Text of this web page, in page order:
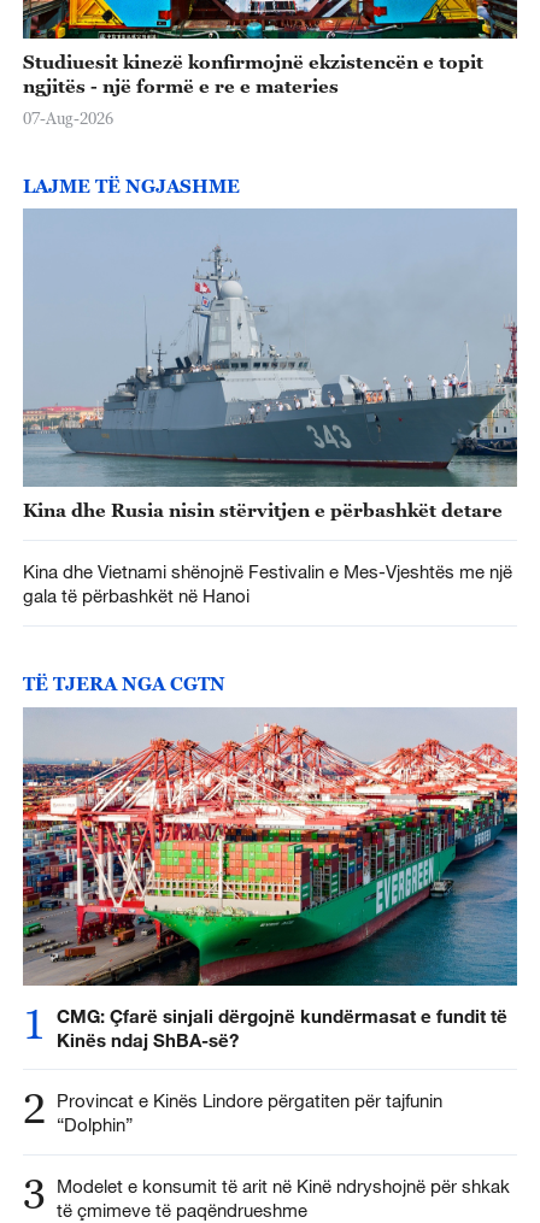
Studiuesit kinezë konfirmojnë ekzistencën e topit
ngjitës - një formë e re e materies
07-Aug-2026
LAJME TË NGJASHME
Kina dhe Rusia nisin stërvitjen e përbashkët detare
Kina dhe Vietnami shënojnë Festivalin e Mes-Vjeshtës me një
gala të përbashkët në Hanoi
TË TJERA NGA CGTN
1
CMG: Çfarë sinjali dërgojnë kundërmasat e fundit të
Kinës ndaj ShBA-së?
2
Provincat e Kinës Lindore përgatiten për tajfunin
“Dolphin”
3
Modelet e konsumit të arit në Kinë ndryshojnë për shkak
të çmimeve të paqëndrueshme